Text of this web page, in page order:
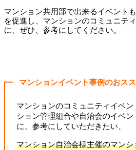
マンション共用部で出来るイベント
を促進し、マンションのコミュニテ
に、ぜひ、参考にしてください。
マンションイベント事例のおス
マンションのコミュニティイベ
ション管理組合や自治会のイベ
に、参考にしていただきたい、
マンション自治会様主催のマン